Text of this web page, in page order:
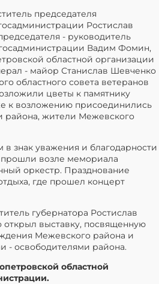
председателя
Ростислав
- руководитель
Вадим Фомин,
областной организации
- майор Станислав Шевченко
областного совета ветеранов
цветы к памятнику
к возложению присоединились
района, жители Межевского
знак уважения и благодарности
возле мемориала
оркестр. Празднование
где прошел концерт
губернатора Ростислав
открыл выставку, посвященную
Межевского района и
- освободителями района.
областной